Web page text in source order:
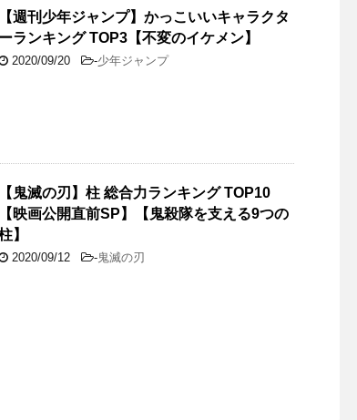
【週刊少年ジャンプ】かっこいいキャラクタ
ーランキング TOP3【不変のイケメン】
2020/09/20 -少年ジャンプ
【鬼滅の刃】柱 総合力ランキング TOP10
【映画公開直前SP】【鬼殺隊を支える9つの
】
2020/09/12 -鬼滅の刃